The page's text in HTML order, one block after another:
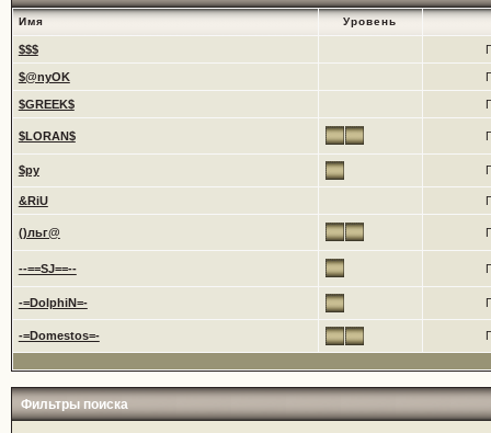
Имя Уровень
$$$
$@nyOK
$GREEK$
$LORAN$
$py
&RiU
()льг@
--==SJ==--
-=DolphiN=-
-=Domestos=-
Фильтры поиска